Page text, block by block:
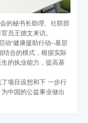
的秘书长助理、社联部
员王德文来访。
动“健康援助行动--基层
结合的模式，根据实际
的执业能力，提高基
项目设想和下 一步行
中国的公益事业做出